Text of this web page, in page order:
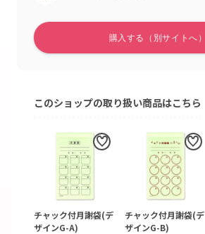
このショップの取り扱い商品はこちら
チャック付月謝袋(デ
ザインG-A)
チャック付月謝袋(デ
ザインG-B)